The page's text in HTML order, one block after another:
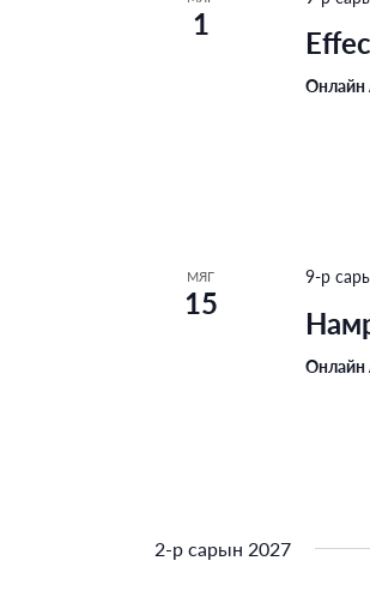
1
Онлайн
МЯГ
15
9-р
Онлайн
2-р сарын 2027